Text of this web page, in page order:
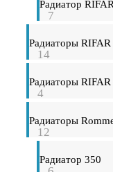
Радиатор
7
Радиаторы
14
Радиаторы RIFAR
4
Радиаторы
12
Радиатор 350